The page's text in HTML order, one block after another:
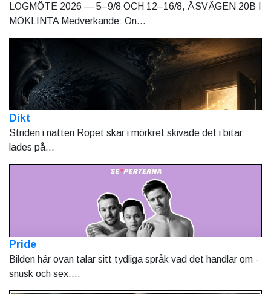
LOGMÖTE 2026 — 5–9/8 OCH 12–16/8, ÅSVÄGEN 20B I
MÖKLINTA Medverkande: On...
Dikt
Striden i natten Ropet skar i mörkret skivade det i bitar
lades på...
Pride
Bilden här ovan talar sitt tydliga språk vad det handlar om -
snusk och sex....